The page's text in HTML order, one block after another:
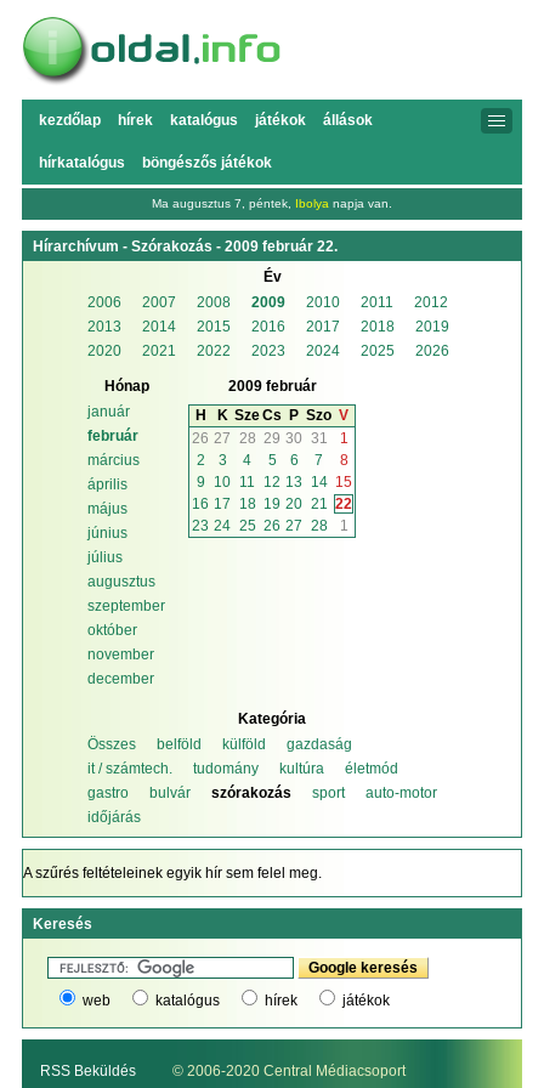
kezdőlap hírek katalógus játékok állások
hírkatalógus böngészős játékok
Ma augusztus 7, péntek, Ibolya napja van.
Hírarchívum - Szórakozás - 2009 február 22.
Év
2006
2007 2008 2009 2010 2011
2012
2013
2014 2015 2016 2017 2018
2019
2020
2021 2022 2023 2024 2025 2026
Hónap
január
február
március
április
május
június
július
augusztus
szeptember
október
november
december
2009 február
H
K SzeCs P Szo V
26 27 28 29 30 31
1
2
3 4 5 6 7
8
9
10 11 12 13 14 15
16 17 18 19 20 21
22
23 24 25 26 27 28 1
Kategória
Összes
belföld külföld
gazdaság
it / számtech.
tudomány kultúra
életmód
gastro
bulvár szórakozás sport
auto-motor
időjárás
A szűrés feltételeinek egyik hír sem felel meg.
Keresés
web katalógus hírek játékok
RSS Beküldés © 2006-2020 Central Médiacsoport